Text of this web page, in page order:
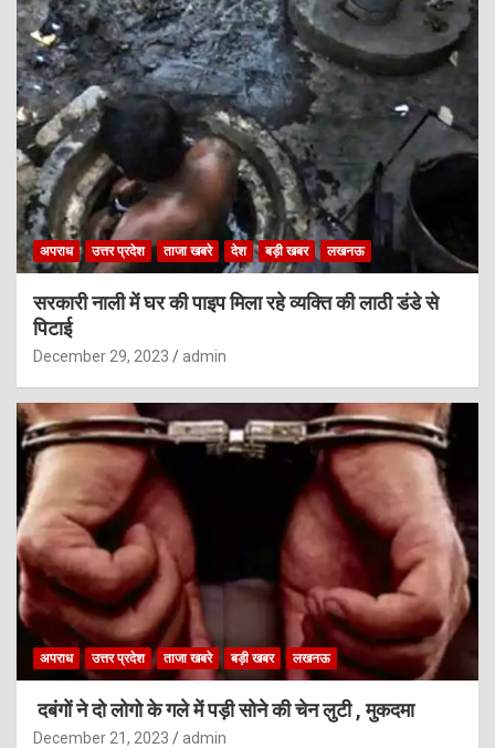
अपराध उत्तर प्रदेश ताजा खबरे देश बड़ी खबर लखनऊ
सरकारी नाली में घर की पाइप मिला रहे व्यक्ति की लाठी डंडे से
पिटाई
December 29, 2023 admin
अपराध उत्तर प्रदेश ताजा खबरे बड़ी खबर लखनऊ
दबंगों ने दो लोगो के गले में पड़ी सोने की चेन लुटी , मुकदमा
December 21, 2023 admin